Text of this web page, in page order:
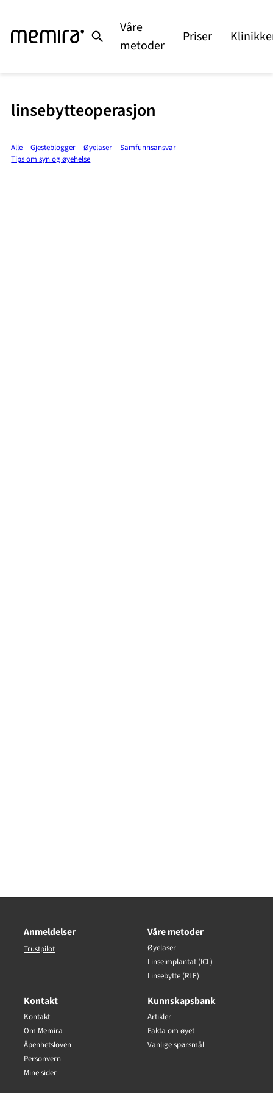
Våre
metoder
Priser
linsebytteoperasjon
Alle Gjesteblogger Øyelaser
Samfunnsansvar
Tips om syn og øyehelse
Anmeldelser
Trustpilot
Våre metoder
Øyelaser
Linseimplantat (ICL)
Linsebytte (RLE)
Kontakt
Kontakt
Om Memira
Åpenhetsloven
Personvern
Mine sider
Kunnskapsbank
Artikler
Fakta om øyet
Vanlige spørsmål